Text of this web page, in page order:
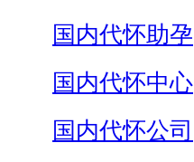
国内代怀助孕
国内代怀中心
国内代怀公司